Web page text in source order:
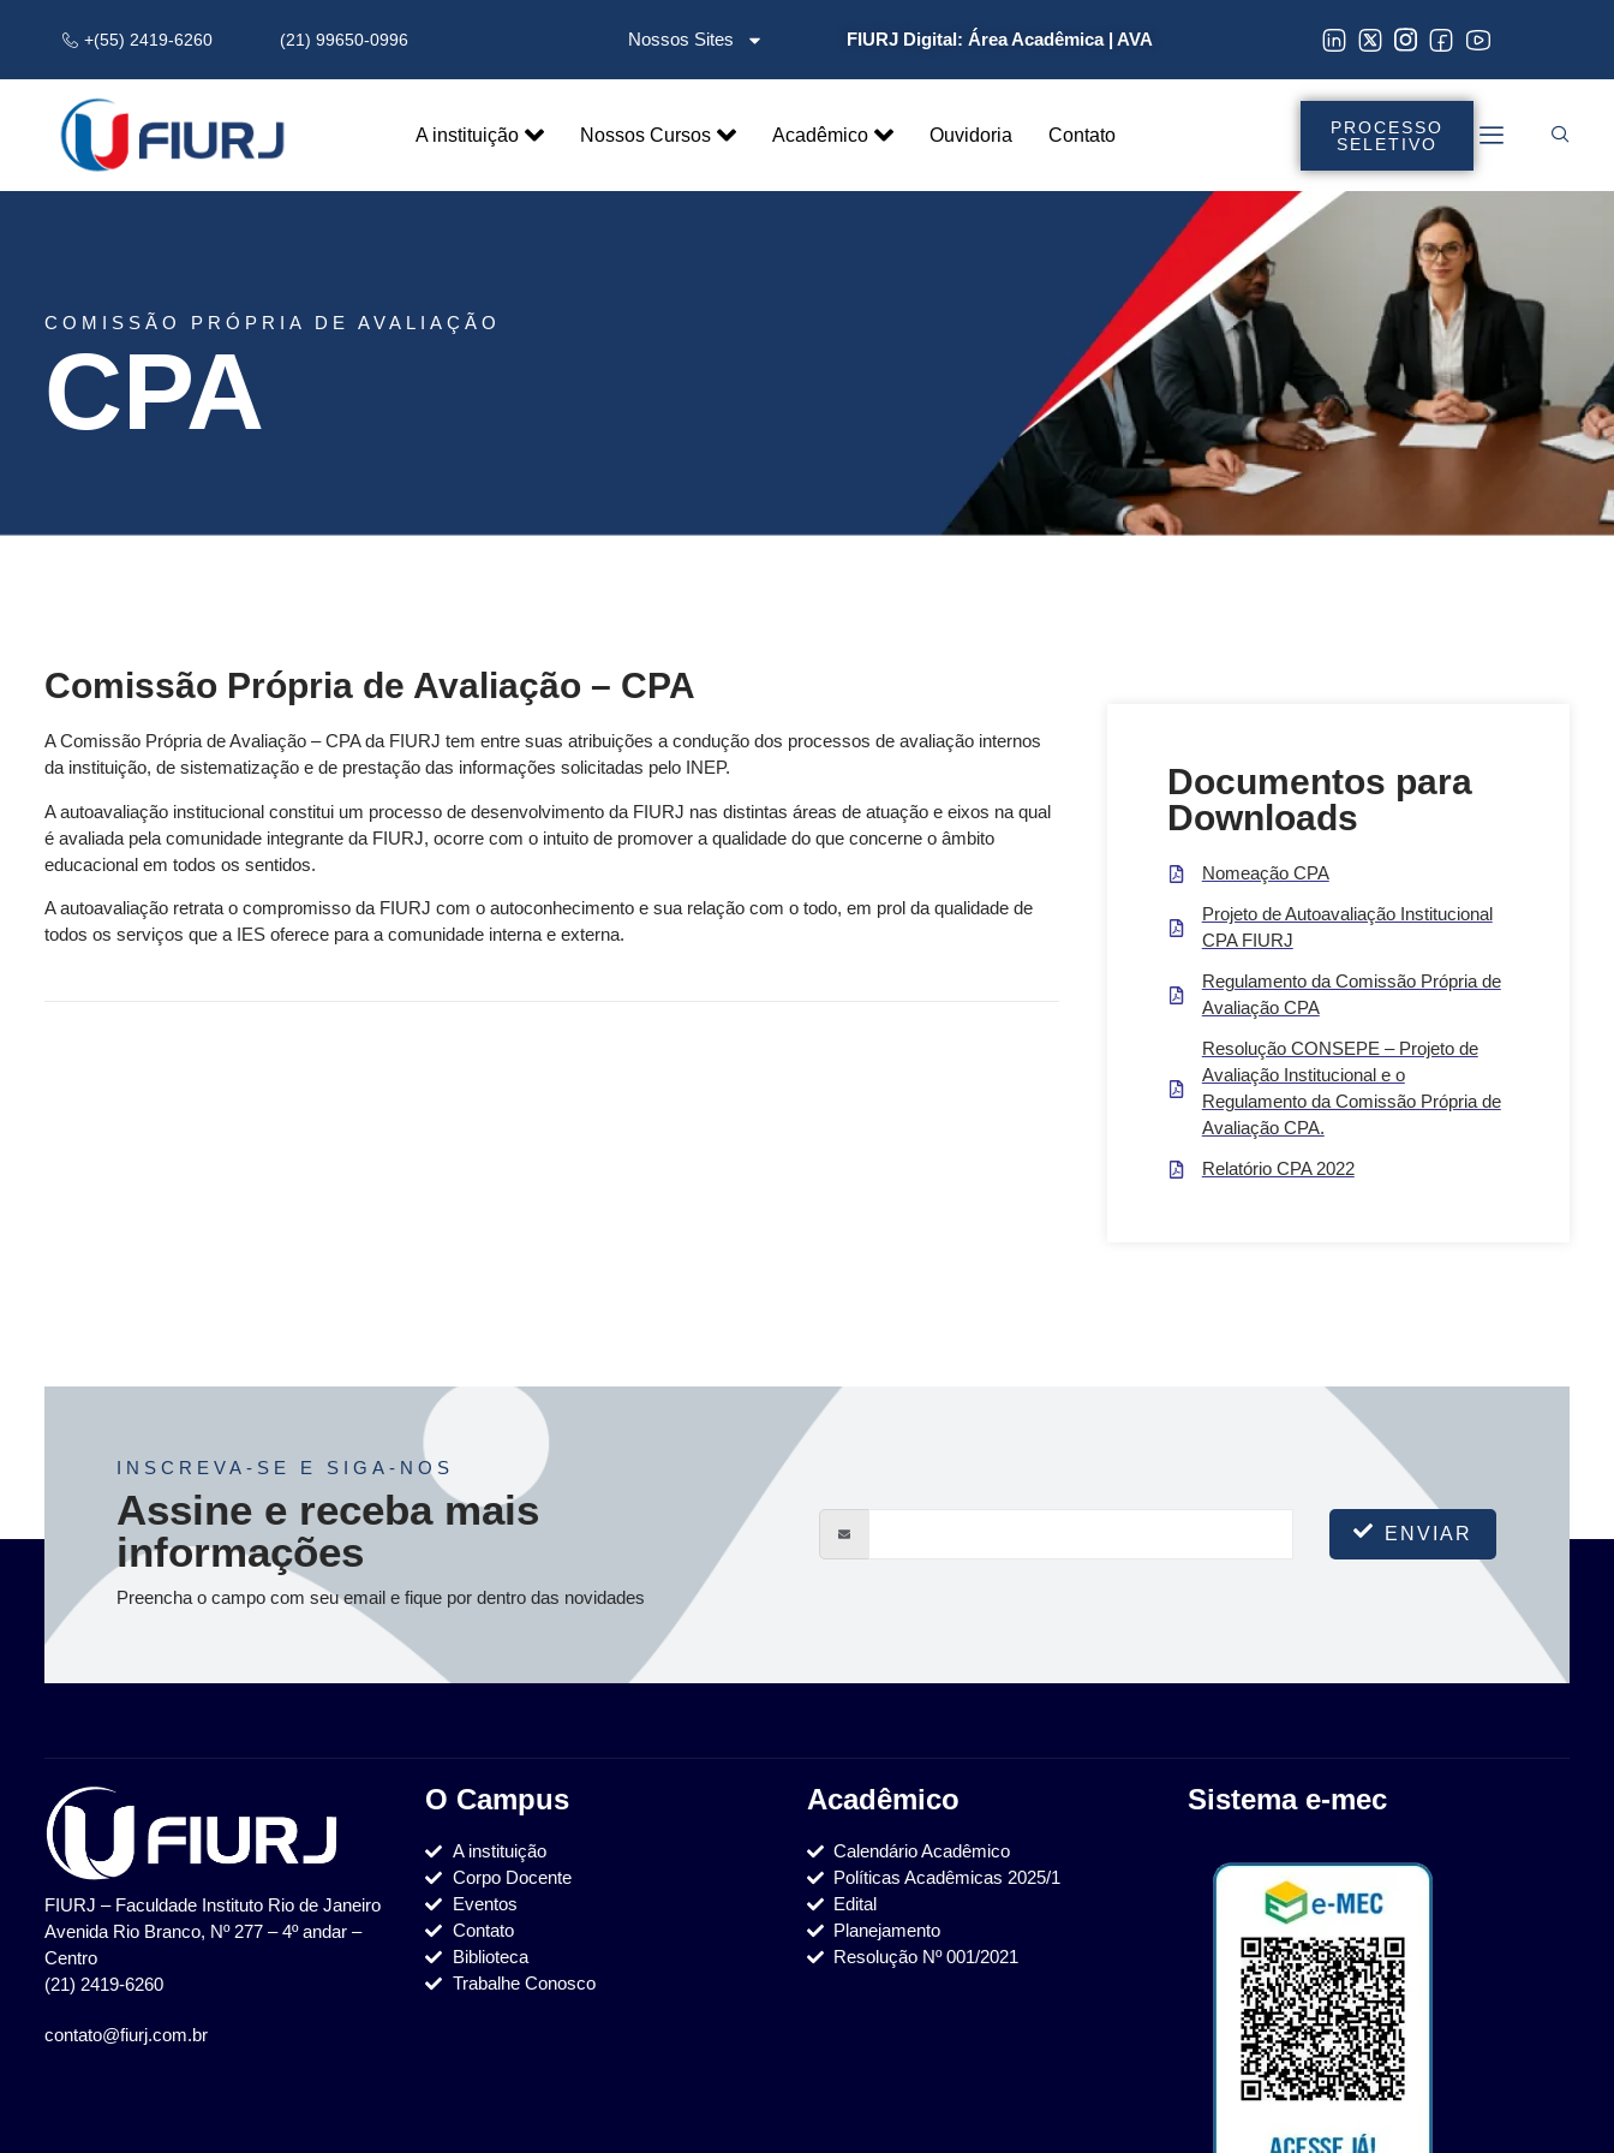
Comissao Propria de Avaliacao - CPA
+(55) 2419-6260 (21) 99650-0996 Nossos Sites FIURJ Digital: Área Acadêmica |AVA
A instituição Nossos Cursos Acadêmico Ouvidoria Contato
PROCESSO
SELETIVO
COMISSÃO PRÓPRIA DE AVALIAÇÃO
CPA
Comissão Própria de Avaliação – CPA
A Comissão Própria de Avaliação – CPA da FIURJ tem entre suas atribuições a condução dos processos de avaliação internos
da instituição, de sistematização e de prestação das informações solicitadas pelo INEP.
A autoavaliação institucional constitui um processo de desenvolvimento da FIURJ nas distintas áreas de atuação e eixos na qual
é avaliada pela comunidade integrante da FIURJ, ocorre com o intuito de promover a qualidade do que concerne o âmbito
educacional em todos os sentidos.
A autoavaliação retrata o compromisso da FIURJ com o autoconhecimento e sua relação com o todo, em prol da qualidade de
todos os serviços que a IES oferece para a comunidade interna e externa.
Documentos para
Downloads
Nomeação CPA
Projeto de Autoavaliação Institucional
CPA FIURJ
Regulamento da Comissão Própria de
Avaliação CPA
Resolução CONSEPE – Projeto de
Avaliação Institucional e o
Regulamento da Comissão Própria de
Avaliação CPA.
Relatório CPA 2022
INSCREVA-SE E SIGA-NOS
Assine e receba mais
informações
Preencha o campo com seu email e fique por dentro das novidades
ENVIAR
FIURJ – Faculdade Instituto Rio de Janeiro
Avenida Rio Branco, Nº 277 – 4º andar –
Centro
(21) 2419-6260
contato@fiurj.com.br
O Campus
A instituição
Corpo Docente
Eventos
Contato
Biblioteca
Trabalhe Conosco
Acadêmico
Calendário Acadêmico
Políticas Acadêmicas 2025/1
Edital
Planejamento
Resolução Nº 001/2021
Sistema e-mec